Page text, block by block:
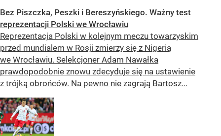
Bez Piszczka, Peszki i Bereszyńskiego. Ważny test
reprezentacji Polski we Wrocławiu
Reprezentacja Polski w kolejnym meczu towarzyskim
przed mundialem w Rosji zmierzy się z Nigerią
we Wrocławiu. Selekcjoner Adam Nawałka
prawdopodobnie znowu zdecyduje się na ustawienie
z trójką obrońców. Na pewno nie zagrają Bartosz...